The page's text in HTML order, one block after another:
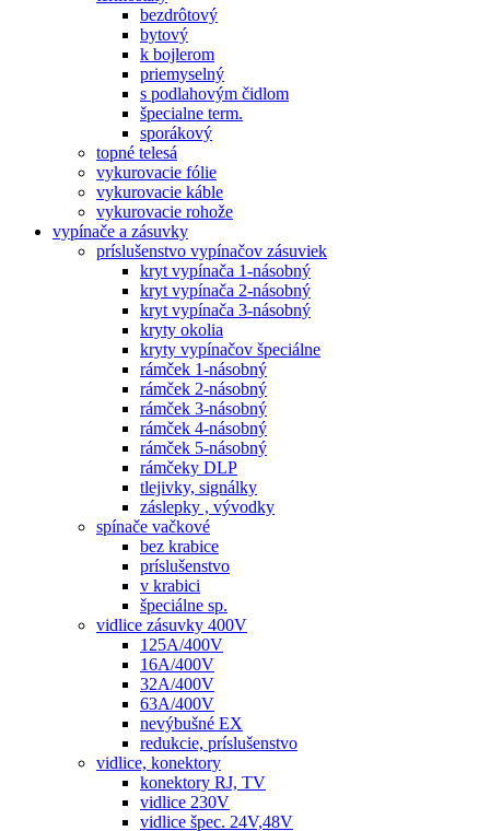
bezdrôtový
bytový
k bojlerom
priemyselný
s podlahovým čidlom
špecialne term.
sporákový
topné telesá
vykurovacie fólie
vykurovacie káble
vykurovacie rohože
vypínače a zásuvky
príslušenstvo vypínačov zásuviek
kryt vypínača 1-násobný
kryt vypínača 2-násobný
kryt vypínača 3-násobný
kryty okolia
kryty vypínačov špeciálne
rámček 1-násobný
rámček 2-násobný
rámček 3-násobný
rámček 4-násobný
rámček 5-násobný
rámčeky DLP
tlejivky, signálky
záslepky , vývodky
spínače vačkové
bez krabice
príslušenstvo
v krabici
špeciálne sp.
vidlice zásuvky 400V
125A/400V
16A/400V
32A/400V
63A/400V
nevýbušné EX
redukcie, príslušenstvo
vidlice, konektory
konektory RJ, TV
vidlice 230V
vidlice špec. 24V,48V